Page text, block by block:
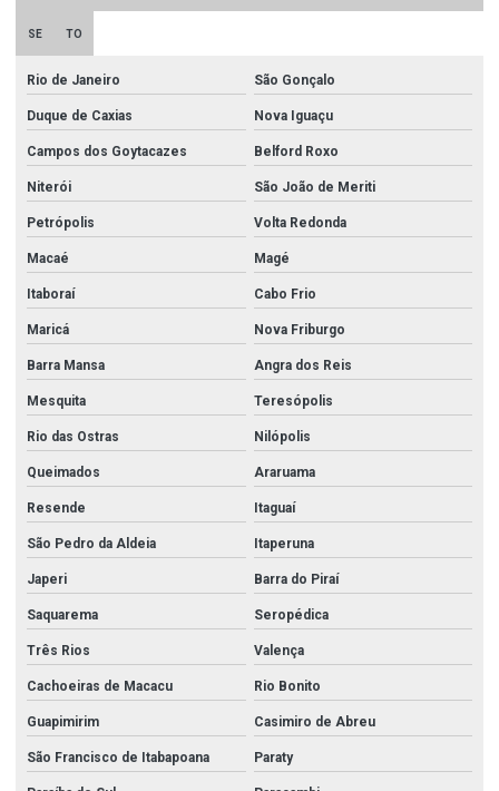
SE TO
Rio de Janeiro São Gonçalo
Duque de Caxias Nova Iguaçu
Campos dos Goytacazes Belford Roxo
Niterói São João de Meriti
Petrópolis Volta Redonda
Macaé Magé
Itaboraí Cabo Frio
Maricá Nova Friburgo
Barra Mansa Angra dos Reis
Mesquita Teresópolis
Rio das Ostras Nilópolis
Queimados Araruama
Resende Itaguaí
São Pedro da Aldeia Itaperuna
Japeri Barra do Piraí
Saquarema Seropédica
Três Rios Valença
Cachoeiras de Macacu Rio Bonito
Guapimirim Casimiro de Abreu
São Francisco de Itabapoana Paraty